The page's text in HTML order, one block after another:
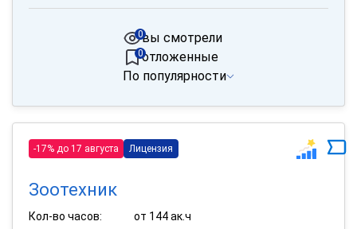
вы смотрели
0
отложенные
0
По популярности
-17% до 17 августа Лицензия
Зоотехник
Кол-во часов:
от 144 ак.ч